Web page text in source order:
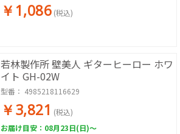
￥1,086 (税込)
若林製作所 壁美人 ギターヒーロー ホワ
イト GH-02W
型番： 4985218116629
￥3,821 (税込)
お届け目安：08月23日(日)～